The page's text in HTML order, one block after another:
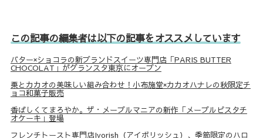
この記事の編集者は以下の記事をオススメしています
バター×ショコラの新ブランドスイーツ専門店「PARIS BUTTER
CHOCOLAT」がグランスタ東京にオープン
栗とカカオの美味しい組み合わせ！小布施堂×カカオハナレの秋限定チ
ョコ和菓子販売
香ばしくてまろやか。ザ・メープルマニアの新作「メープルピスタチ
オケーキ」登場
フレンチトースト専門店Ivorish（アイボリッシュ）、季節限定のハロ